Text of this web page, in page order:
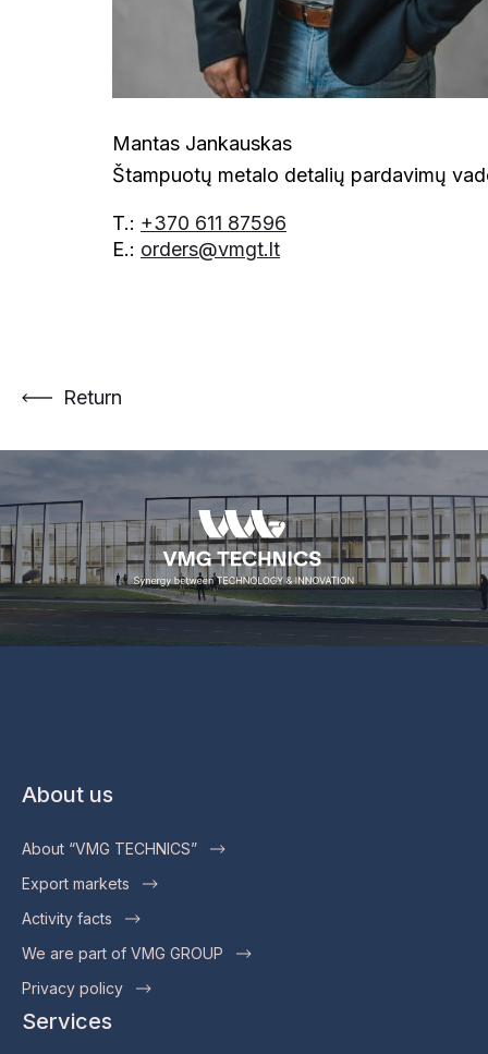
Mantas Jankauskas
Štampuotų metalo detalių pardavimų
T.: +370 611 87596
E.: orders@vmgt.lt
Return
About us
About “VMG TECHNICS”
Export markets
Activity facts
We are part of VMG GROUP
Privacy policy
Services